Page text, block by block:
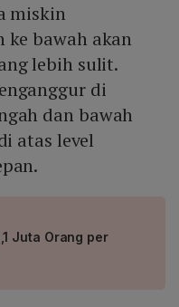
miskin
ke bawah akan
lebih sulit.
di
dan bawah
atas level
Juta Orang per